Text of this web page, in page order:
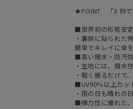
★POINT 「3 秒で
■世界初の形態安
・裏側に貼られた
簡単でキレイに傘
■高い撥水・防汚
・生地には、撥水
・軽く振るだけで
■UV90%以上カッ
・雨の日も晴れの
■弾力性に優れた